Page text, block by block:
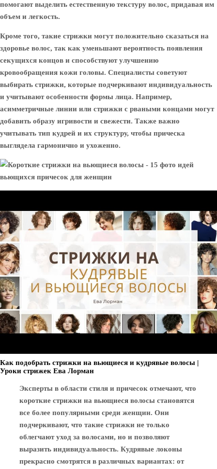
помогают выделить естественную текстуру волос, придавая им
объем и легкость.
Кроме того, такие стрижки могут положительно сказаться на
здоровье волос, так как уменьшают вероятность появления
секущихся концов и способствуют улучшению
кровообращения кожи головы. Специалисты советуют
выбирать стрижки, которые подчеркивают индивидуальность
и учитывают особенности формы лица. Например,
асимметричные линии или стрижки с рваными концами могут
добавить образу игривости и свежести. Также важно
учитывать тип кудрей и их структуру, чтобы прическа
выглядела гармонично и ухоженно.
Как подобрать стрижки на вьющиеся и кудрявые волосы |
Уроки стрижек Ева Лорман
Эксперты в области стиля и причесок отмечают, что
короткие стрижки на вьющиеся волосы становятся
все более популярными среди женщин. Они
подчеркивают, что такие стрижки не только
облегчают уход за волосами, но и позволяют
выразить индивидуальность. Кудрявые локоны
прекрасно смотрятся в различных вариантах: от